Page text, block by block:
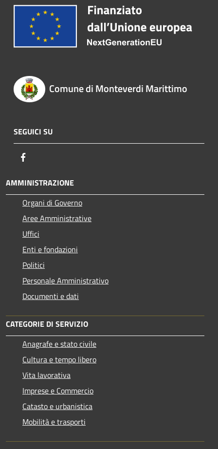
Comune di Monteverdi Marittimo
SEGUICI SU
AMMINISTRAZIONE
Organi di Governo
Aree Amministrative
Uffici
Enti e fondazioni
Politici
Personale Amministrativo
Documenti e dati
CATEGORIE DI SERVIZIO
Anagrafe e stato civile
Cultura e tempo libero
Vita lavorativa
Imprese e Commercio
Catasto e urbanistica
Mobilità e trasporti